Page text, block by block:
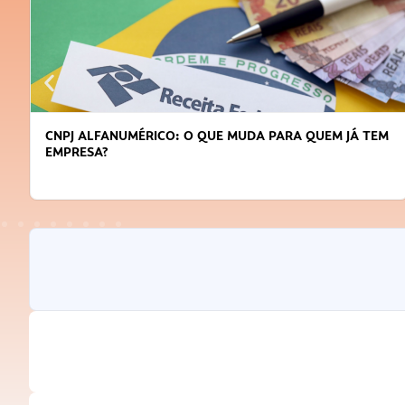
ALFANUMÉRICO: O QUE MUDA PARA QUEM JÁ TEM